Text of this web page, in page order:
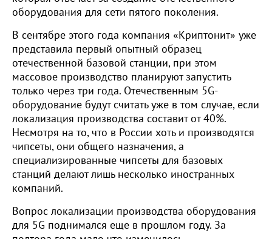
оборудования для сети пятого поколения.
В сентябре этого года компания «Криптонит» уже
представила первый опытный образец
отечественной базовой станции, при этом
массовое производство планируют запустить
только через три года. Отечественным 5G-
оборудование будут считать уже в том случае, если
локализация производства составит от 40%.
Несмотря на то, что в России хоть и производятся
чипсеты, они общего назначения, а
специализированные чипсеты для базовых
станций делают лишь несколько иностранных
компаний.
Вопрос локализации производства оборудования
для 5G поднимался еще в прошлом году. За